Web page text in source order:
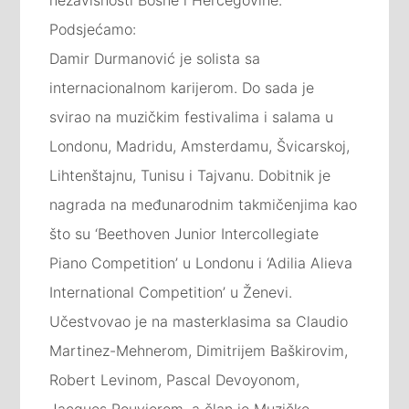
Podsjećamo:
Damir Durmanović je solista sa
internacionalnom karijerom. Do sada je
svirao na muzičkim festivalima i salama u
Londonu, Madridu, Amsterdamu, Švicarskoj,
Lihtenštajnu, Tunisu i Tajvanu. Dobitnik je
nagrada na međunarodnim takmičenjima kao
što su ‘Beethoven Junior Intercollegiate
Piano Competition’ u Londonu i ‘Adilia Alieva
International Competition’ u Ženevi.
Učestvovao je na masterklasima sa Claudio
Martinez-Mehnerom, Dimitrijem Baškirovim,
Robert Levinom, Pascal Devoyonom,